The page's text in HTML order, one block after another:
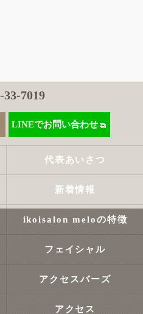
33-7019
LINEでお問い合わせ
代表あいさつ
新着情報
ikoisalon meloの特徴
フェイシャル
アクセスバーズ
アクセス